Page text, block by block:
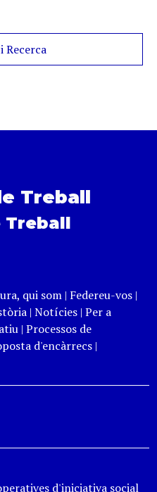
Recerca
Treball
Treball
qui som| Federeu-vos|
| Notícies | Per a
| Processos de
d'encàrrecs|
d'iniciativa social